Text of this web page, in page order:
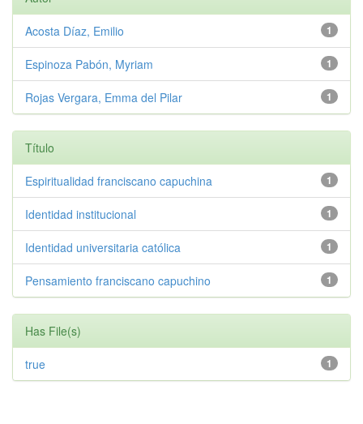
1
Acosta Díaz, Emilio
1
Espinoza Pabón, Myriam
1
Rojas Vergara, Emma del Pilar
Título
1
Espiritualidad franciscano capuchina
1
Identidad institucional
1
Identidad universitaria católica
1
Pensamiento franciscano capuchino
Has File(s)
1
true